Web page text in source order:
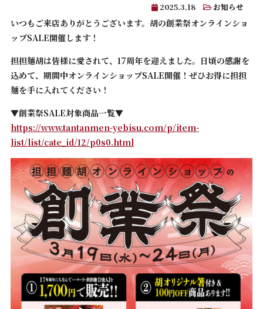
2025.3.18 お知らせ
いつもご来店ありがとうございます。胡の創業祭オンラインショ
ップSALE開催します！
担担麺胡は皆様に愛されて、17周年を迎えました。日頃の感謝を
込めて、期間中オンラインショップSALE開催！ぜひお得に担担
麺を手に入れてください！
▼創業祭SALE対象商品一覧▼
https://www.tantanmen-yebisu.com/p/item-
list/list/cate_id/12/p0s0.html